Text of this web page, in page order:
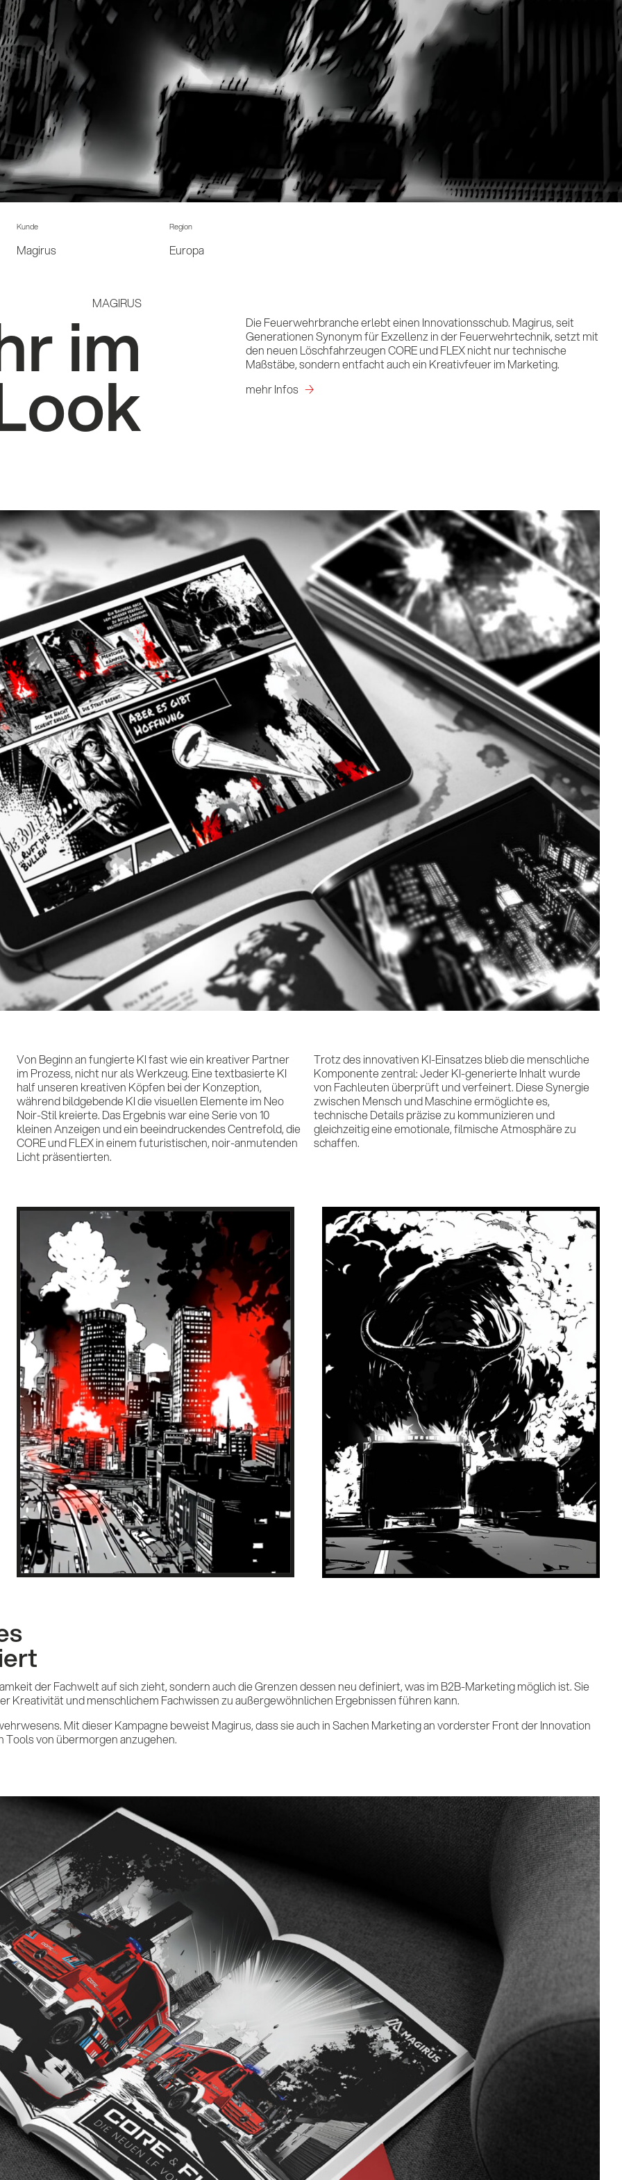
Leistungen
Referenzen
Impulse & Insights
KI x B2B
Kontakt
Kunde
Magirus
Region
Europa
MAGIRUS
im
Die Feuerwehrbranche erlebt einen Innovationsschub. Magirus, seit
Generationen Synonym für Exzellenz in der Feuerwehrtechnik, setzt mit
den neuen Löschfahrzeugen CORE und FLEX nicht nur technische
Maßstäbe, sondern entfacht auch ein Kreativfeuer im Marketing.
mehr Infos
Von Beginn an fungierte KI fast wie ein kreativer Partner
im Prozess, nicht nur als Werkzeug. Eine textbasierte KI
half unseren kreativen Köpfen bei der Konzeption,
während bildgebende KI die visuellen Elemente im Neo
Noir-Stil kreierte. Das Ergebnis war eine Serie von 10
kleinen Anzeigen und ein beeindruckendes Centrefold, die
CORE und FLEX in einem futuristischen, noir-anmutenden
Licht präsentierten.
Trotz des innovativen KI-Einsatzes blieb die menschliche
Komponente zentral: Jeder KI-generierte Inhalt wurde
von Fachleuten überprüft und verfeinert. Diese Synergie
zwischen Mensch und Maschine ermöglichte es,
technische Details präzise zu kommunizieren und
gleichzeitig eine emotionale, filmische Atmosphäre zu
schaffen.
der Fachwelt auf sich zieht, sondern auch die Grenzen dessen neu definiert, was im B2B-Marketing möglich ist. Sie
Kreativität und menschlichem Fachwissen zu außergewöhnlichen Ergebnissen führen kann.
Mit dieser Kampagne beweist Magirus, dass sie auch in Sachen Marketing an vorderster Front der Innovation
von übermorgen anzugehen.